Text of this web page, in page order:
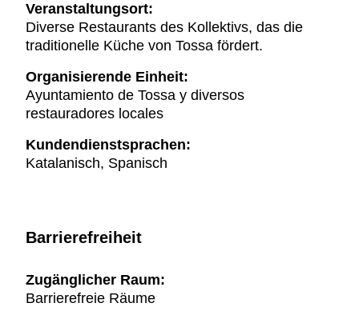
Veranstaltungsort:
Diverse Restaurants des Kollektivs, das die
traditionelle Küche von Tossa fördert.
Organisierende Einheit:
Ayuntamiento de Tossa y diversos
restauradores locales
Kundendienstsprachen:
Katalanisch, Spanisch
Barrierefreiheit
Zugänglicher Raum:
Barrierefreie Räume